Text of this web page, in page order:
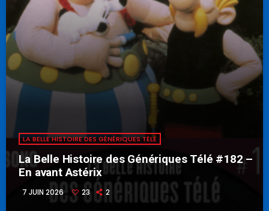
LA BELLE HISTOIRE DES GÉNÉRIQUES TÉLÉ
La Belle Histoire des Génériques Télé #182 –
En avant Astérix
7 JUIN 2026 23 2